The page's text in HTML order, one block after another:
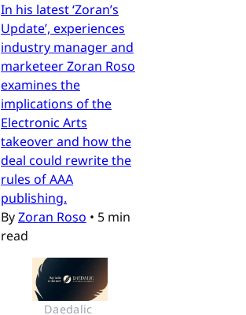
In his latest ‘Zoran’s
Update’, experiences
industry manager and
marketeer Zoran Roso
examines the
implications of the
Electronic Arts
takeover and how the
deal could rewrite the
rules of AAA
publishing.
ByZoran Roso • 5 min
read
Daedalic